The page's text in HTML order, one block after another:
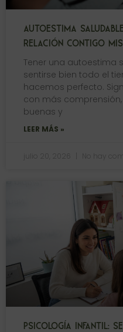
AUTOESTIMA
RELACIÓN CONTIGO
Tener una autoestima
sentirse bien todo el
hacemos perfecto.
con más
buenas y
LEER MÁS »
No hay
PSICOLOGÍA INFANTIL: